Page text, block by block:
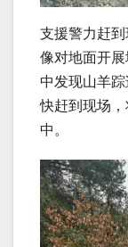
支援警力赶
像对地面开
中发现山羊
快赶到现场
中。